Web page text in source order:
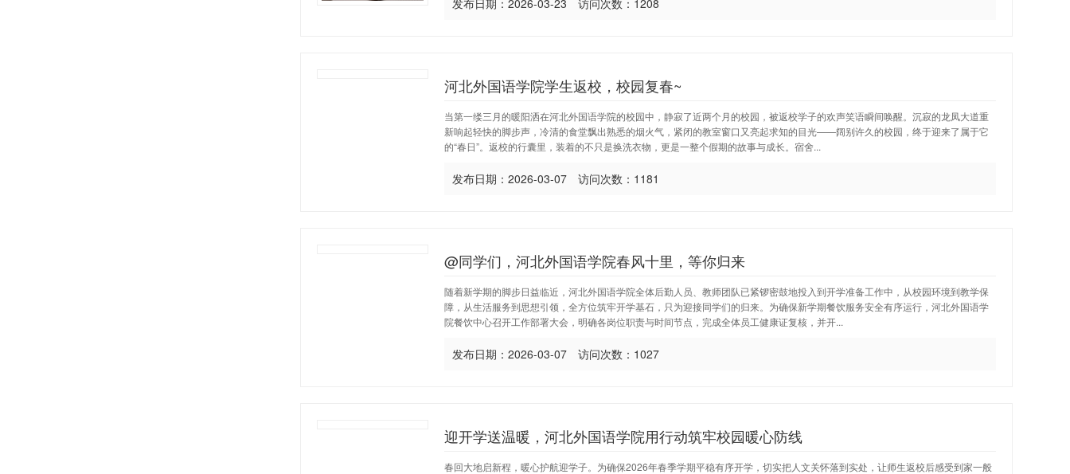
发布日期：2026-03-23 访问次数：1208
河北外国语学院学生返校，校园复春~
当第一缕三月的暖阳洒在河北外国语学院的校园中，静寂了近两个月的校园，被返校学子的欢声笑语瞬间唤醒。沉寂的龙凤大道重
新响起轻快的脚步声，冷清的食堂飘出熟悉的烟火气，紧闭的教室窗口又亮起求知的目光——阔别许久的校园，终于迎来了属于它
的“春日”。返校的行囊里，装着的不只是换洗衣物，更是一整个假期的故事与成长。宿舍...
发布日期：2026-03-07 访问次数：1181
@同学们，河北外国语学院春风十里，等你归来
随着新学期的脚步日益临近，河北外国语学院全体后勤人员、教师团队已紧锣密鼓地投入到开学准备工作中，从校园环境到教学保
障，从生活服务到思想引领，全方位筑牢开学基石，只为迎接同学们的归来。为确保新学期餐饮服务安全有序运行，河北外国语学
院餐饮中心召开工作部署大会，明确各岗位职责与时间节点，完成全体员工健康证复核，并开...
发布日期：2026-03-07 访问次数：1027
迎开学送温暖，河北外国语学院用行动筑牢校园暖心防线
春回大地启新程，暖心护航迎学子。为确保2026年春季学期平稳有序开学，切实把人文关怀落到实处，让师生返校后感受到家一般